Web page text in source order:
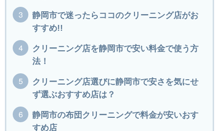
静岡市で迷ったらココのクリーニング店がお
すすめ!!
クリーニング店を静岡市で安い料金で使う方
法！
クリーニング店選びに静岡市で安さを気にせ
ず選ぶおすすめ店は？
静岡市の布団クリーニングで料金が安いおす
すめ店